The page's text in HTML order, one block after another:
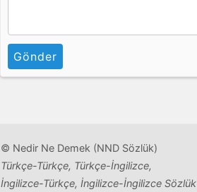
Gönder
© Nedir Ne Demek (NND Sözlük)
Türkçe-Türkçe, Türkçe-İngilizce,
İngilizce-Türkçe, İngilizce-İngilizce Sözlük